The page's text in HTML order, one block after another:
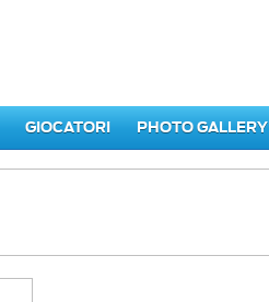
GIOCATORI PHOTO GALLERY